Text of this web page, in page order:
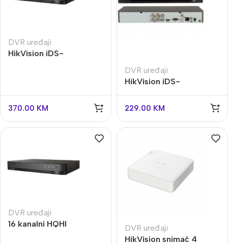
DVR uređaji
HikVision iDS-
370.00 KM
DVR uređaji
HikVision iDS-
7204HQHI-M1/XT
229.00 KM
DVR uređaji
16 kanalni HQHI
DVR uređaji
HikVision snimač 4